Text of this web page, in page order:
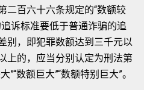
二百六十六条规定的“数额较
诉标准要低于普通诈骗的追
别，即犯罪数额达到三千元以
上的，应当分别认定为刑法第
数额巨大”“数额特别巨大”。